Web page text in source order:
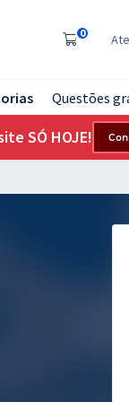
0
Questões
SÓ HOJE!